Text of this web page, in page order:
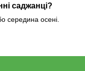
саджанці?
середина осені.